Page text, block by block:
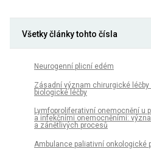
Všetky články tohto čísla
Neurogenní plicní edém
Zásadní význam chirurgické
biologické léčby
Lymfoproliferativní onemocnění u
a infekčními onemocněními:
a zánětlivých procesů
Ambulance paliativní onkologické